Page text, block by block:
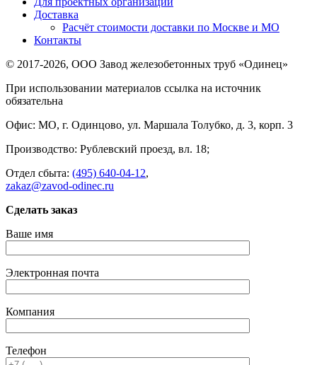
Доставка
Расчёт стоимости доставки по Москве и МО
Контакты
© 2017-2026, ООО Завод железобетонных труб «Одинец»
При использовании материалов ссылка на источник
обязательна
Офис: МО, г. Одинцово, ул. Маршала Толубко, д. 3, корп. 3
Производство: Рублевский проезд, вл. 18;
Отдел сбыта: (495) 640-04-12,
zakaz@zavod-odinec.ru
Сделать заказ
Ваше имя
Электронная почта
Компания
Телефон